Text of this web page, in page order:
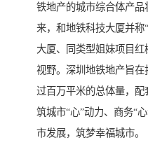
铁地产的城市综合体产
来，和地铁科技大厦并称
大厦、同类型姐妹项目
视野。深圳地铁地产旨在
过百万平米的总体量，
筑城市“心”动力、商务“
市发展，筑梦幸福城市。